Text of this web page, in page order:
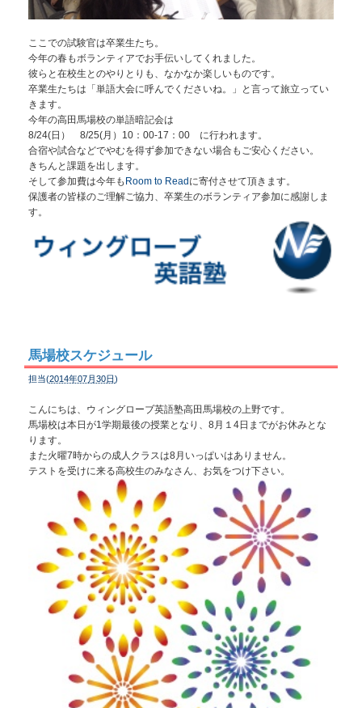
ここでの試験官は卒業生たち。
今年の春もボランティアでお手伝いしてくれました。
彼らと在校生とのやりとりも、なかなか楽しいものです。
卒業生たちは「単語大会に呼んでくださいね。」と言って旅立ってい
きます。
今年の高田馬場校の単語暗記会は
8/24(日） 8/25(月）10：00-17：00 に行われます。
合宿や試合などでやむを得ず参加できない場合もご安心ください。
きちんと課題を出します。
そして参加費は今年も Room to Readに寄付させて頂きます。
保護者の皆様のご理解ご協力、卒業生のボランティア参加に感謝しま
す。
馬場校スケジュール
担当(2014年07月30日)
こんにちは、ウィングローブ英語塾高田馬場校の上野です。
馬場校は本日が1学期最後の授業となり、8月１4日までがお休みとな
ります。
また火曜7時からの成人クラスは8月いっぱいはありません。
テストを受けに来る高校生のみなさん、お気をつけ下さい。